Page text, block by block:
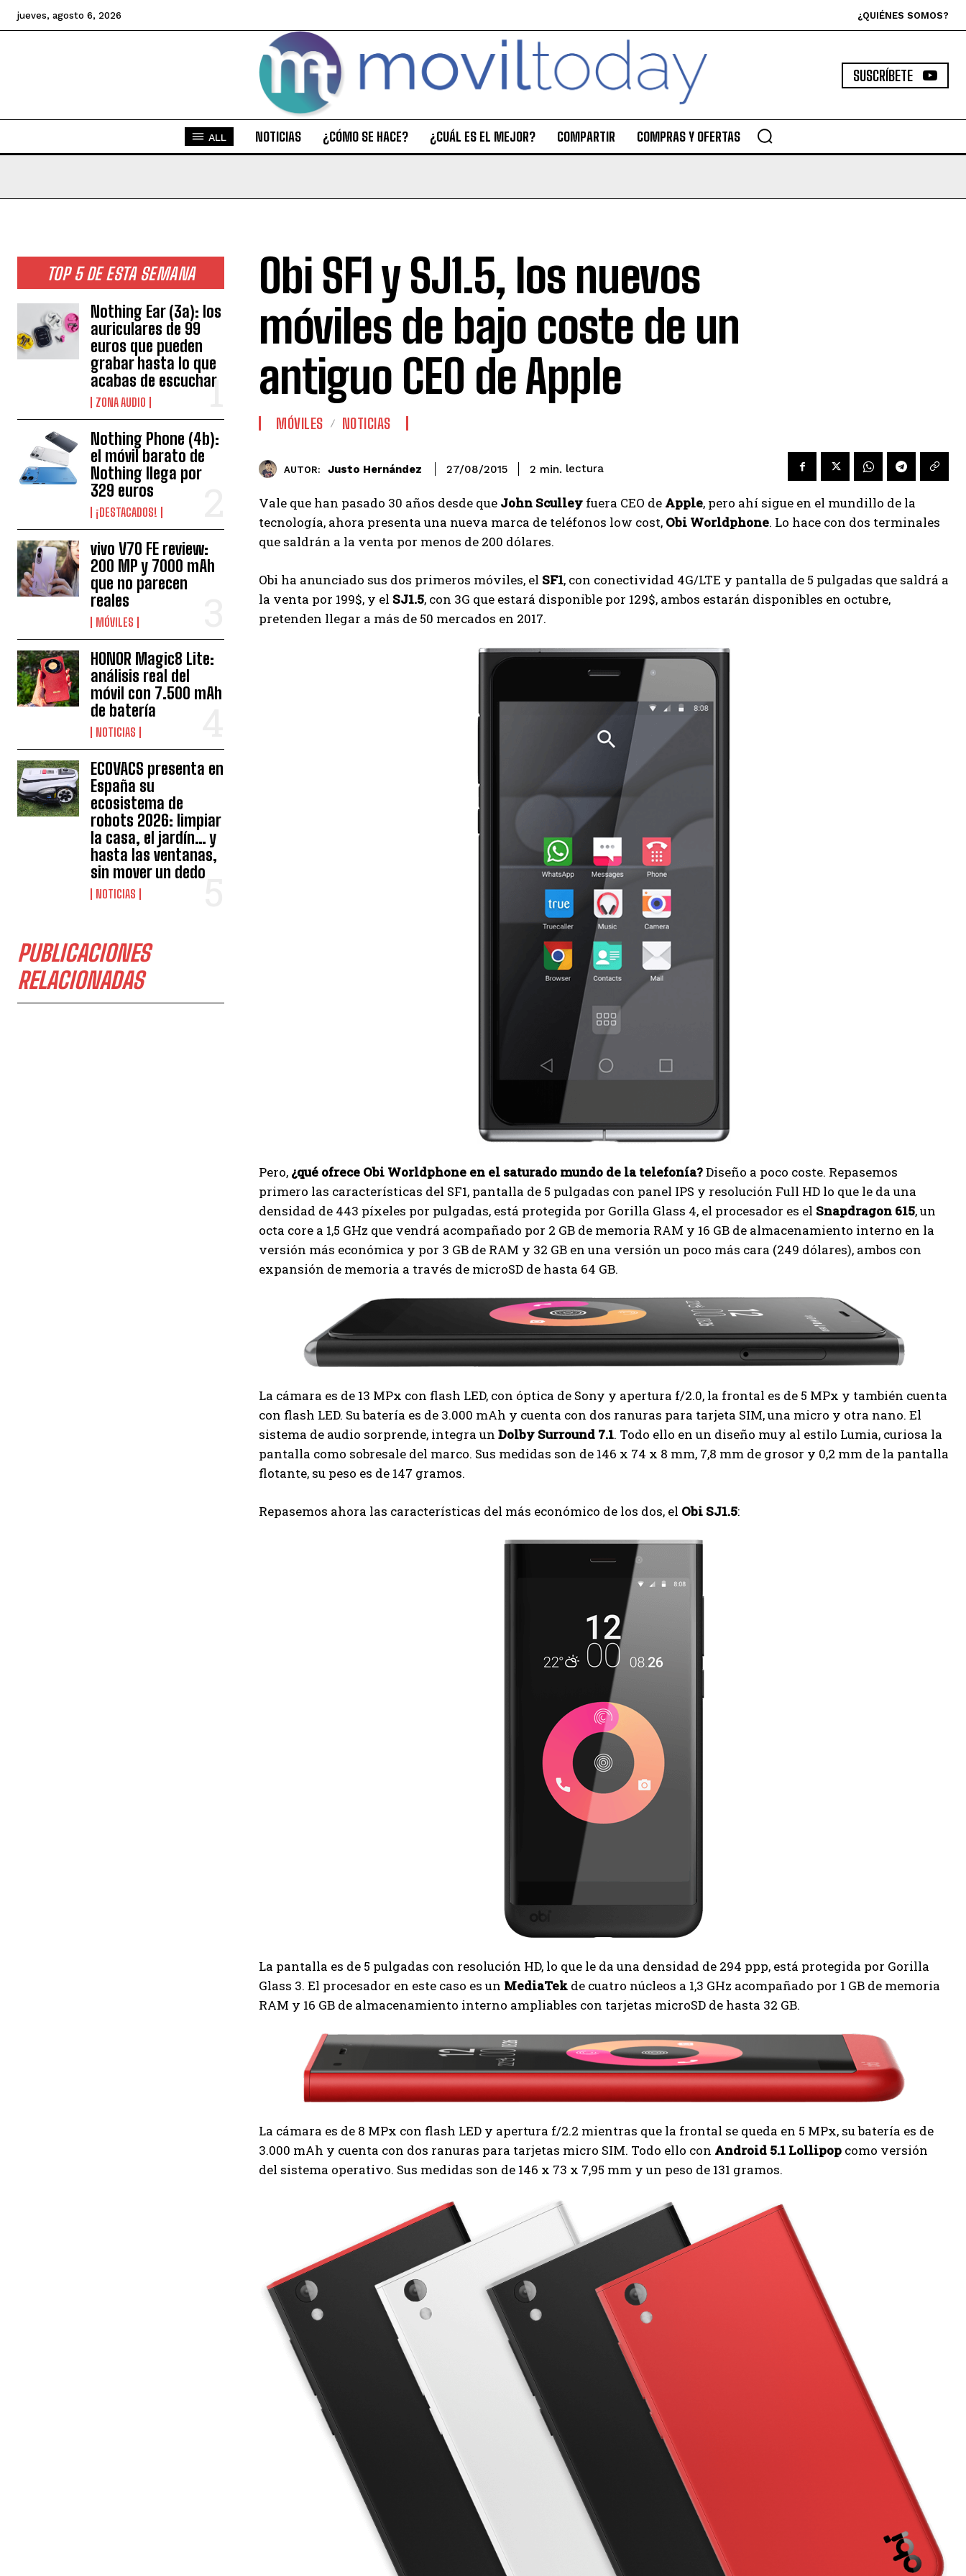
jueves, agosto 6, 2026 ¿QUIÉNES SOMOS?
SUSCRÍBETE
ALL NOTICIAS ¿CÓMO SE HACE? ¿CUÁL ES EL MEJOR? COMPARTIR COMPRAS Y OFERTAS
TOP 5 DE ESTA SEMANA
Nothing Ear (3a): los
auriculares de 99
euros que pueden
grabar hasta lo que
acabas de escuchar
ZONA AUDIO
Nothing Phone (4b):
el móvil barato de
Nothing llega por
329 euros
¡DESTACADOS!
vivo V70 FE review:
200 MP y 7000 mAh
que no parecen
reales
MÓVILES
HONOR Magic8 Lite:
análisis real del
móvil con 7.500 mAh
de batería
NOTICIAS
ECOVACS presenta en
España su
ecosistema de
robots 2026: limpiar
la casa, el jardín… y
hasta las ventanas,
sin mover un dedo
NOTICIAS
PUBLICACIONES
RELACIONADAS
Obi SF1 y SJ1.5, los nuevos
móviles de bajo coste de un
antiguo CEO de Apple
MÓVILES NOTICIAS
AUTOR: Justo Hernández 27/08/2015 2 min. lectura
Vale que han pasado 30 años desde que John Sculley fuera CEO de Apple, pero ahí sigue en el mundillo de la
tecnología, ahora presenta una nueva marca de teléfonos low cost, Obi Worldphone. Lo hace con dos terminales
que saldrán a la venta por menos de 200 dólares.
Obi ha anunciado sus dos primeros móviles, el SF1, con conectividad 4G/LTE y pantalla de 5 pulgadas que saldrá a
la venta por 199$, y el SJ1.5, con 3G que estará disponible por 129$, ambos estarán disponibles en octubre,
pretenden llegar a más de 50 mercados en 2017.
Pero, ¿qué ofrece Obi Worldphone en el saturado mundo de la telefonía?Diseño a poco coste. Repasemos
primero las características del SF1, pantalla de 5 pulgadas con panel IPS y resolución Full HD lo que le da una
densidad de 443 píxeles por pulgadas, está protegida por Gorilla Glass 4, el procesador es el Snapdragon 615, un
octa core a 1,5 GHz que vendrá acompañado por 2 GB de memoria RAM y 16 GB de almacenamiento interno en la
versión más económica y por 3 GB de RAM y 32 GB en una versión un poco más cara (249 dólares), ambos con
expansión de memoria a través de microSD de hasta 64 GB.
La cámara es de 13 MPx con flash LED, con óptica de Sony y apertura f/2.0, la frontal es de 5 MPx y también cuenta
con flash LED. Su batería es de 3.000 mAh y cuenta con dos ranuras para tarjeta SIM, una micro y otra nano. El
sistema de audio sorprende, integra un Dolby Surround 7.1. Todo ello en un diseño muy al estilo Lumia, curiosa la
pantalla como sobresale del marco. Sus medidas son de 146 x 74 x 8 mm, 7,8 mm de grosor y 0,2 mm de la pantalla
flotante, su peso es de 147 gramos.
Repasemos ahora las características del más económico de los dos, el Obi SJ1.5:
La pantalla es de 5 pulgadas con resolución HD, lo que le da una densidad de 294 ppp, está protegida por Gorilla
Glass 3. El procesador en este caso es un MediaTek de cuatro núcleos a 1,3 GHz acompañado por 1 GB de memoria
RAM y 16 GB de almacenamiento interno ampliables con tarjetas microSD de hasta 32 GB.
La cámara es de 8 MPx con flash LED y apertura f/2.2 mientras que la frontal se queda en 5 MPx, su batería es de
3.000 mAh y cuenta con dos ranuras para tarjetas micro SIM. Todo ello con Android 5.1 Lollipop como versión
del sistema operativo. Sus medidas son de 146 x 73 x 7,95 mm y un peso de 131 gramos.